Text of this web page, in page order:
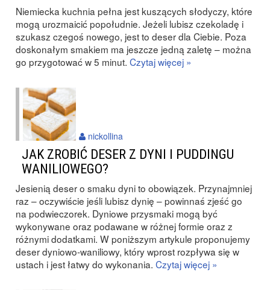
Niemiecka kuchnia pełna jest kuszących słodyczy, które
mogą urozmaicić popołudnie. Jeżeli lubisz czekoladę i
szukasz czegoś nowego, jest to deser dla Ciebie. Poza
doskonałym smakiem ma jeszcze jedną zaletę – można
go przygotować w 5 minut. Czytaj więcej »
JAK ZROBIĆ DESER Z DYNI I PUDDINGU
WANILIOWEGO?
Jesienią deser o smaku dyni to obowiązek. Przynajmniej
raz – oczywiście jeśli lubisz dynię – powinnaś zjeść go
na podwieczorek. Dyniowe przysmaki mogą być
wykonywane oraz podawane w różnej formie oraz z
różnymi dodatkami. W poniższym artykule proponujemy
deser dyniowo-waniliowy, który wprost rozpływa się w
ustach i jest łatwy do wykonania. Czytaj więcej »
nickollina